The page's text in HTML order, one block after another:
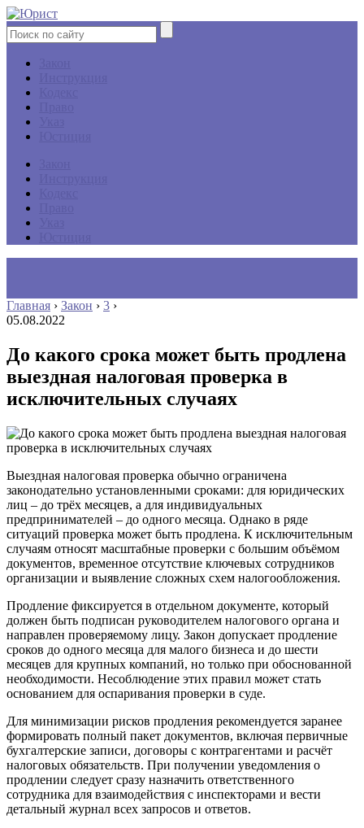
Главная › Закон › 3 ›
05.08.2022
До какого срока может быть продлена
выездная налоговая проверка в
исключительных случаях
Выездная налоговая проверка обычно ограничена
законодательно установленными сроками: для юридических
лиц – до трёх месяцев, а для индивидуальных
предпринимателей – до одного месяца. Однако в ряде
ситуаций проверка может быть продлена. К исключительным
случаям относят масштабные проверки с большим объёмом
документов, временное отсутствие ключевых сотрудников
организации и выявление сложных схем налогообложения.
Продление фиксируется в отдельном документе, который
должен быть подписан руководителем налогового органа и
направлен проверяемому лицу. Закон допускает продление
сроков до одного месяца для малого бизнеса и до шести
месяцев для крупных компаний, но только при обоснованной
необходимости. Несоблюдение этих правил может стать
основанием для оспаривания проверки в суде.
Для минимизации рисков продления рекомендуется заранее
формировать полный пакет документов, включая первичные
бухгалтерские записи, договоры с контрагентами и расчёт
налоговых обязательств. При получении уведомления о
продлении следует сразу назначить ответственного
сотрудника для взаимодействия с инспекторами и вести
детальный журнал всех запросов и ответов.